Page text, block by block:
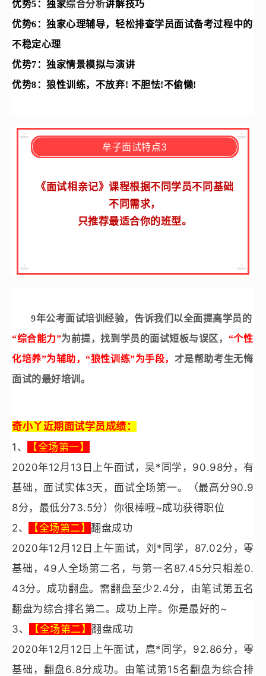
优势5：独家综合分析讲解技巧
优势6：独家心理辅导，轻松排查学员面试备考过程中的
不稳定心理
优势7：独家情景模拟与演讲
优势8：狼性训练，不放弃! 不胆怯!不偷懒!
牟子面试特点3
《面试相亲记》课程根据不同学员不同基础
不同需求，
只推荐最适合你的班型。
9年公考面试培训经验，告诉我们以全面提高学员的
“综合能力”为前提，找到学员的面试短板与误区， “个性
化培养”为辅助，“狼性训练”为手段， 才是帮助考生无悔
面试的最好培训。
奇小丫近期面试学员成绩：
1 、
【全场第一】
2020年12月13日上午面试，吴*同学，90.98分，有
基础，面试实体3天，面试全场第一。（最高分90.9
8分，最低分73.5分）你很棒哦~成功获得职位
2、
【全场第二】翻盘成功
2020年12月12日上午面试，刘*同学，87.02分，零
基础，49人全场第二名，与第一名87.45分只相差0.
43分。成功翻盘。需翻盘至少2.4分，由 笔试第五名
翻盘为综合排名第二。成功上岸。你是最好的~
3、
【全场第二】翻盘成功
2020年12月12日上午面试，扈*同学，92.86分，零
基础，翻盘6.8分成功。由笔试第15名翻盘为综合排